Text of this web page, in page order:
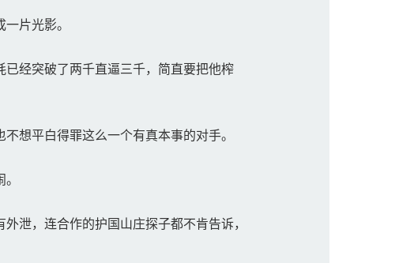
片光影。
经突破了两千直逼三千，简直要把他榨
想平白得罪这么一个有真本事的对手。
泄，连合作的护国山庄探子都不肯告诉，